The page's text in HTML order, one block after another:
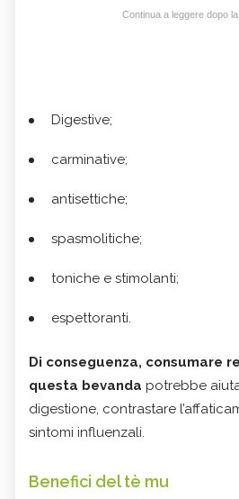
Continua a leggere dopo
Digestive;
carminative;
antisettiche;
spasmolitiche;
toniche e stimolanti;
espettoranti.
Di conseguenza, consumare
questa bevanda potrebbe
digestione, contrastare
sintomi influenzali.
Benefici del tè mu